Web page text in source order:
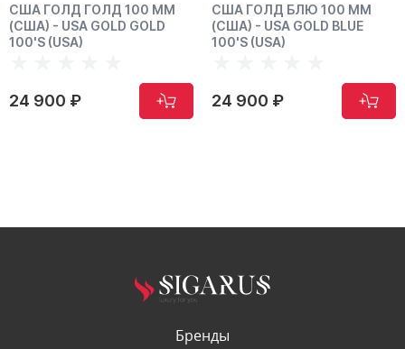
США ГОЛД ГОЛД 100 ММ
(США) - USA GOLD GOLD
100'S (USA)
24 900 ₽
США ГОЛД БЛЮ 100 ММ
(США) - USA GOLD BLUE
100'S (USA)
24 900 ₽
Бренды